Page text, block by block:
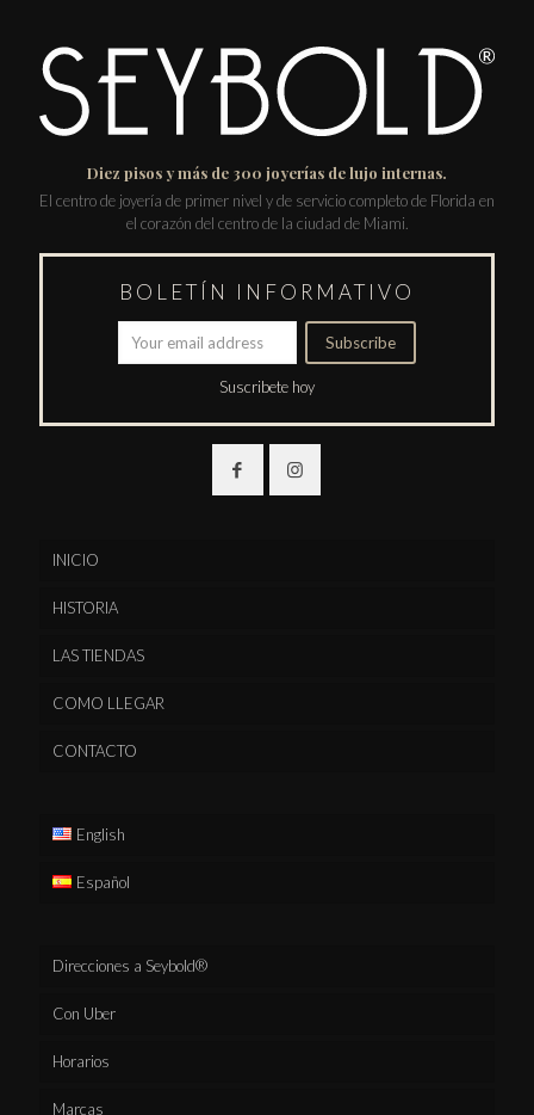
Diez pisos y más de 300 joyerías de lujo internas.
El centro de joyería de primer nivel y de servicio completo de Florida en
el corazón del centro de la ciudad de Miami.
BOLETÍN INFORMATIVO
Suscribete hoy
INICIO
HISTORIA
LAS TIENDAS
COMO LLEGAR
CONTACTO
English
Español
Direcciones a Seybold®
Con Uber
Horarios
Marcas